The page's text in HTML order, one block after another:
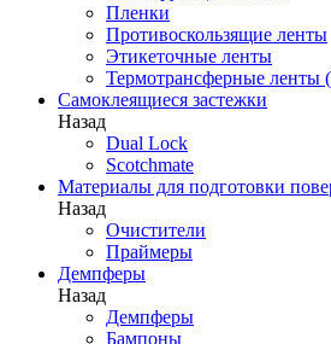
Пленки
Противоскользящие ленты
Этикеточные ленты
Термотрансферные ленты
Cамоклеящиеся застежки
Назад
Dual Lock
Scotchmate
Материалы для подготовки
Назад
Очистители
Праймеры
Демпферы
Назад
Демпферы
Бампоны